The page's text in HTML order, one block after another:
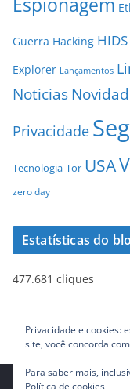
Espionagem
Guerra Hacking HIDS
Explorer Lançamentos
Noticias
Privacidade
Tecnologia Tor USA
zero day
Estatísticas do
477.681 cliques
Privacidade e cookies:
site, você concorda
Para saber mais,
Política de cookies